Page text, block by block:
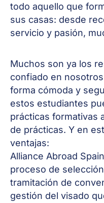
todo aquello que
sus casas: desde
servicio y pasión,
Muchos son ya los
confiado en
forma cómoda y
estos estudiantes
prácticas formativas
de prácticas. Y en
ventajas:
Alliance Abroad
proceso de
tramitación de
gestión del visado